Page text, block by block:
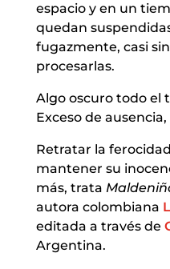
espacio y en un
quedan
fugazmente, casi
procesarlas.
Algo oscuro todo el
Exceso de
Retratar la
mantener su
más, trata
autora colombiana
editada a través de
Argentina.